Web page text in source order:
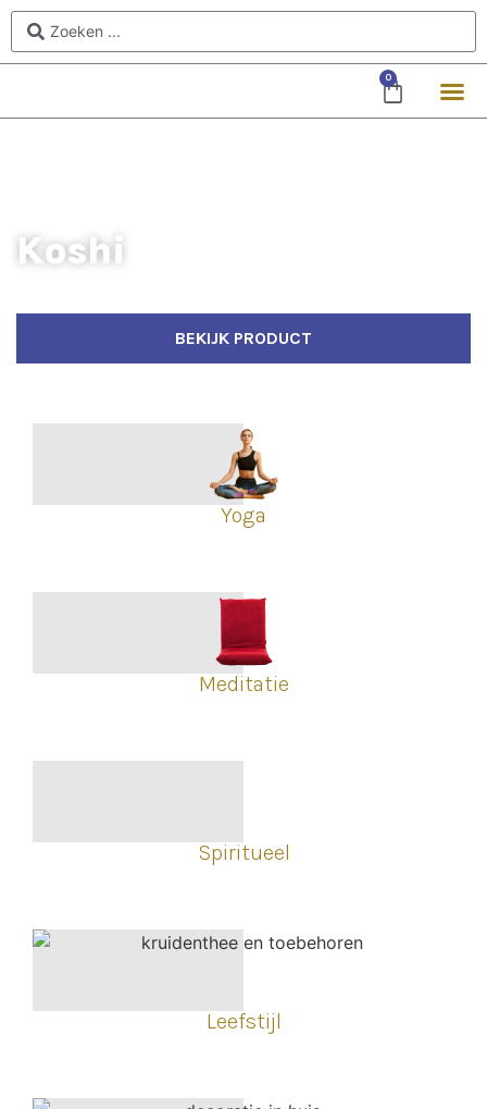
0
Koshi
BEKIJK PRODUCT
Yoga
Meditatie
Spiritueel
Leefstijl